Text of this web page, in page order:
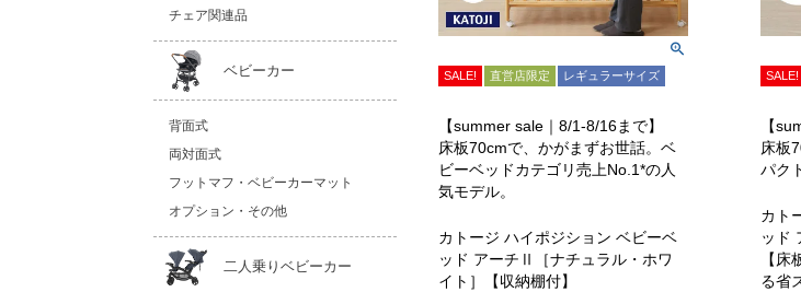
チェア関連品
ベビーカー
背面式
両対面式
フットマフ・ベビーカーマット
オプション・その他
二人乗りベビーカー
SALE! 直営店限定 レギュラーサイズ
【summer sale｜8/1-8/16まで】
床板70cmで、かがまずお世話。ベ
ビーベッドカテゴリ売上No.1*の人
気モデル。
カトージ ハイポジション ベビーベ
ッド アーチⅡ［ナチュラル・ホワ
イト］【収納棚付】
SALE!
【
床板
パク
カト
ッド
【
る省